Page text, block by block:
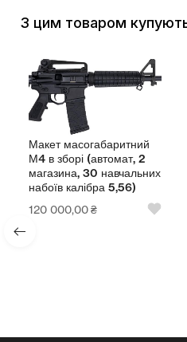
З цим товаром
Макет масогабаритний
М4 в зборі (автомат, 2
магазина, 30 навчальних
набоїв калібра 5,56)
120 000,00₴